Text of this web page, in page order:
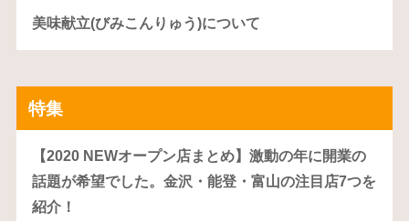
美味献立(びみこんりゅう)について
特集
【2020 NEWオープン店まとめ】激動の年に開業の
話題が希望でした。金沢・能登・富山の注目店7つを
紹介！